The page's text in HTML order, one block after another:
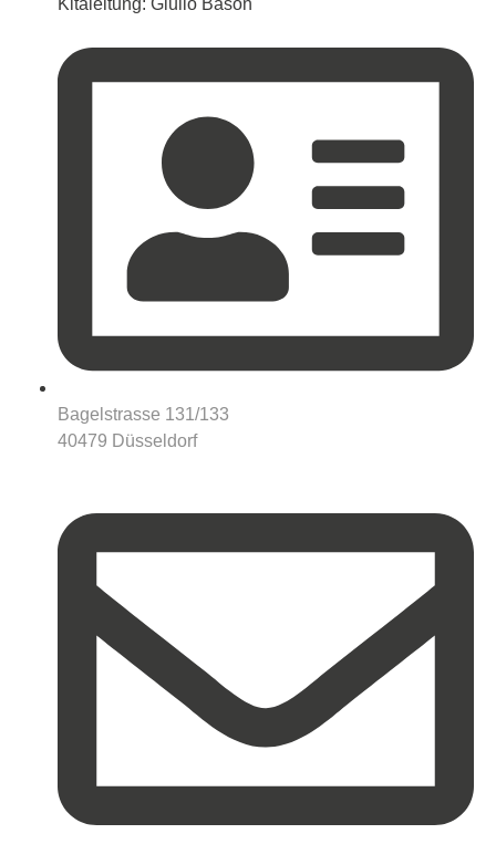
Bagelstrasse 131/133
40479 Düsseldorf